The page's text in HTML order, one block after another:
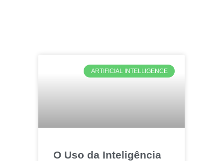
ARTIFICIAL INTELLIGENCE
O Uso da Inteligência